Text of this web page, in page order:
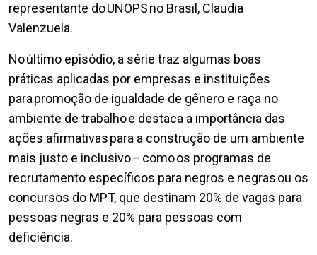
representante do UNOPS no Brasil, Claudia
Valenzuela.
No último episódio, a série traz algumas boas
práticas aplicadas por empresas e instituições
para promoção de igualdade de gênero e raça no
ambiente de trabalho e destaca a importância das
ações afirmativas para a construção de um ambiente
mais justo e inclusivo – como os programas de
recrutamento específicos para negros e negras ou os
concursos do MPT, que destinam 20% de vagas para
pessoas negras e 20% para pessoas com
deficiência.